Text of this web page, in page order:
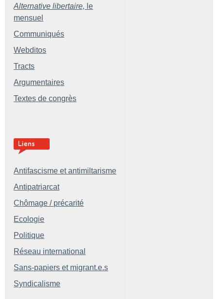
Alternative libertaire, le
mensuel
Communiqués
Webditos
Tracts
Argumentaires
Textes de congrès
Antifascisme et antimiltarisme
Antipatriarcat
Chômage / précarité
Ecologie
Politique
Réseau international
Sans-papiers et migrant.e.s
Syndicalisme